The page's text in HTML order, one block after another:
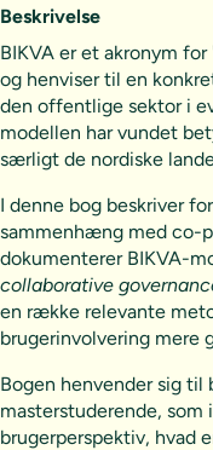
Beskrivelse
BIKVA er et akronym
og henviser til en
den offentlige sektor i
modellen har vundet
særligt de nordiske
I denne bog beskriver
sammenhæng med co-
dokumenterer BIKVA-
collaborative
en række relevante
brugerinvolvering mere
Bogen henvender sig
masterstuderende,
brugerperspektiv, hvad